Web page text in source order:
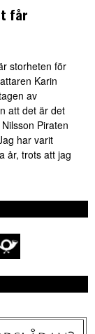
får
storheten för
Karin
av
att det är det
Piraten
har varit
år, trots att jag